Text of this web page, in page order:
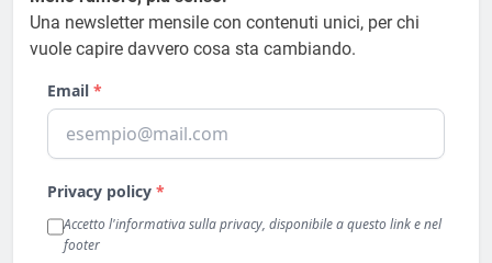
Una newsletter mensile con contenuti unici, per chi
vuole capire davvero cosa sta cambiando.